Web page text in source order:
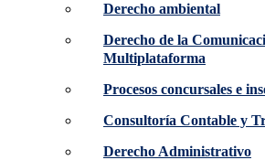
Derecho ambiental
Derecho de la
Multiplataforma
Procesos concursales e
Consultoría Contable y
Derecho Administrativo